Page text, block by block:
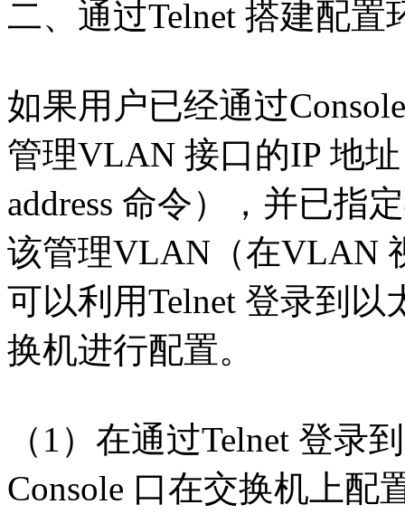
二、通过Telnet 搭建配置
如果用户已经通过
管理VLAN 接口的IP 地
address 命令），并已指
该管理VLAN（在VLAN
可以利用Telnet 登录到
换机进行配置。
（1）在通过Telnet 登录
Console 口在交换机上配